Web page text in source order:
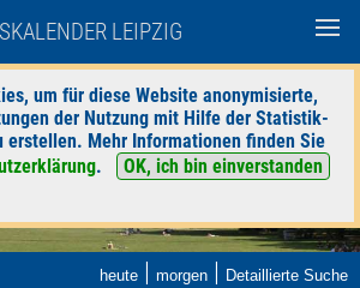
LEIPZIG
um für diese Website anonymisierte,
der Nutzung mit Hilfe der Statistik-
erstellen. Mehr Informationen finden Sie
.
OK, ich bin einverstanden
heute | morgen | Detaillierte Suche